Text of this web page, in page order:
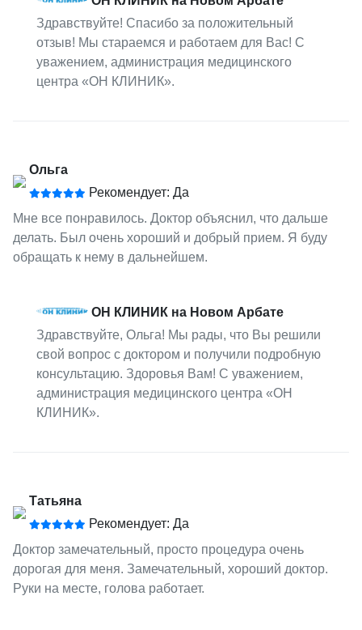
Здравствуйте! Спасибо за положительный
отзыв! Мы стараемся и работаем для Вас! С
уважением, администрация медицинского
центра «ОН КЛИНИК».
Ольга
Рекомендует: Да
Мне все понравилось. Доктор объяснил, что дальше
делать. Был очень хороший и добрый прием. Я буду
обращать к нему в дальнейшем.
ОН КЛИНИК на Новом Арбате
Здравствуйте, Ольга! Мы рады, что Вы решили
свой вопрос с доктором и получили подробную
консультацию. Здоровья Вам! С уважением,
администрация медицинского центра «ОН
КЛИНИК».
Татьяна
Рекомендует: Да
Доктор замечательный, просто процедура очень
дорогая для меня. Замечательный, хороший доктор.
Руки на месте, голова работает.